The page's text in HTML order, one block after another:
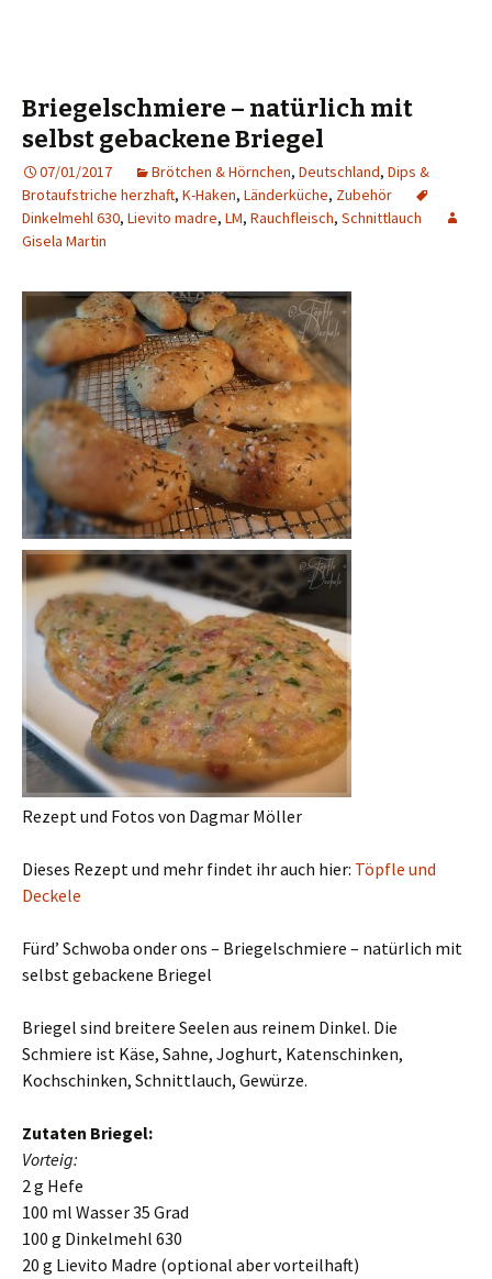
Briegelschmiere – natürlich mit
selbst gebackene Briegel
07/01/2017 Brötchen & Hörnchen, Deutschland, Dips &
Brotaufstriche herzhaft, K-Haken, Länderküche, Zubehör
Dinkelmehl 630, Lievito madre, LM, Rauchfleisch, Schnittlauch
Gisela Martin
Rezept und Fotos von Dagmar Möller
Dieses Rezept und mehr findet ihr auch hier: Töpfle und
Deckele
Fürd’ Schwoba onder ons – Briegelschmiere – natürlich mit
selbst gebackene Briegel
Briegel sind breitere Seelen aus reinem Dinkel. Die
Schmiere ist Käse, Sahne, Joghurt, Katenschinken,
Kochschinken, Schnittlauch, Gewürze.
Zutaten Briegel:
Vorteig:
2 g Hefe
100 ml Wasser 35 Grad
100 g Dinkelmehl 630
20 g Lievito Madre (optional aber vorteilhaft)